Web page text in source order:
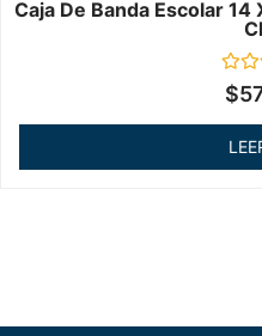
Caja De Banda Escolar
en
de
$